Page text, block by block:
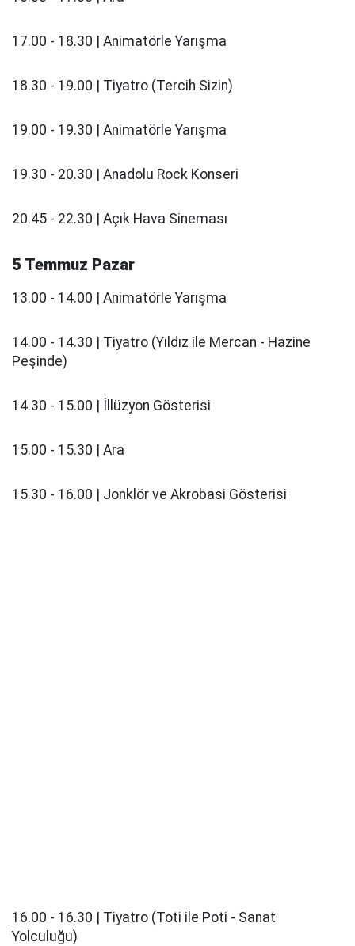
17.00 - 18.30 | Animatörle Yarışma
18.30 - 19.00 | Tiyatro (Tercih Sizin)
19.00 - 19.30 | Animatörle Yarışma
19.30 - 20.30 | Anadolu Rock Konseri
20.45 - 22.30 | Açık Hava Sineması
5 Temmuz Pazar
13.00 - 14.00 | Animatörle Yarışma
14.00 - 14.30 | Tiyatro (Yıldız ile Mercan - Hazine
Peşinde)
14.30 - 15.00 | İllüzyon Gösterisi
15.00 - 15.30 | Ara
15.30 - 16.00 | Jonklör ve Akrobasi Gösterisi
16.00 - 16.30 | Tiyatro (Toti ile Poti - Sanat
Yolculuğu)